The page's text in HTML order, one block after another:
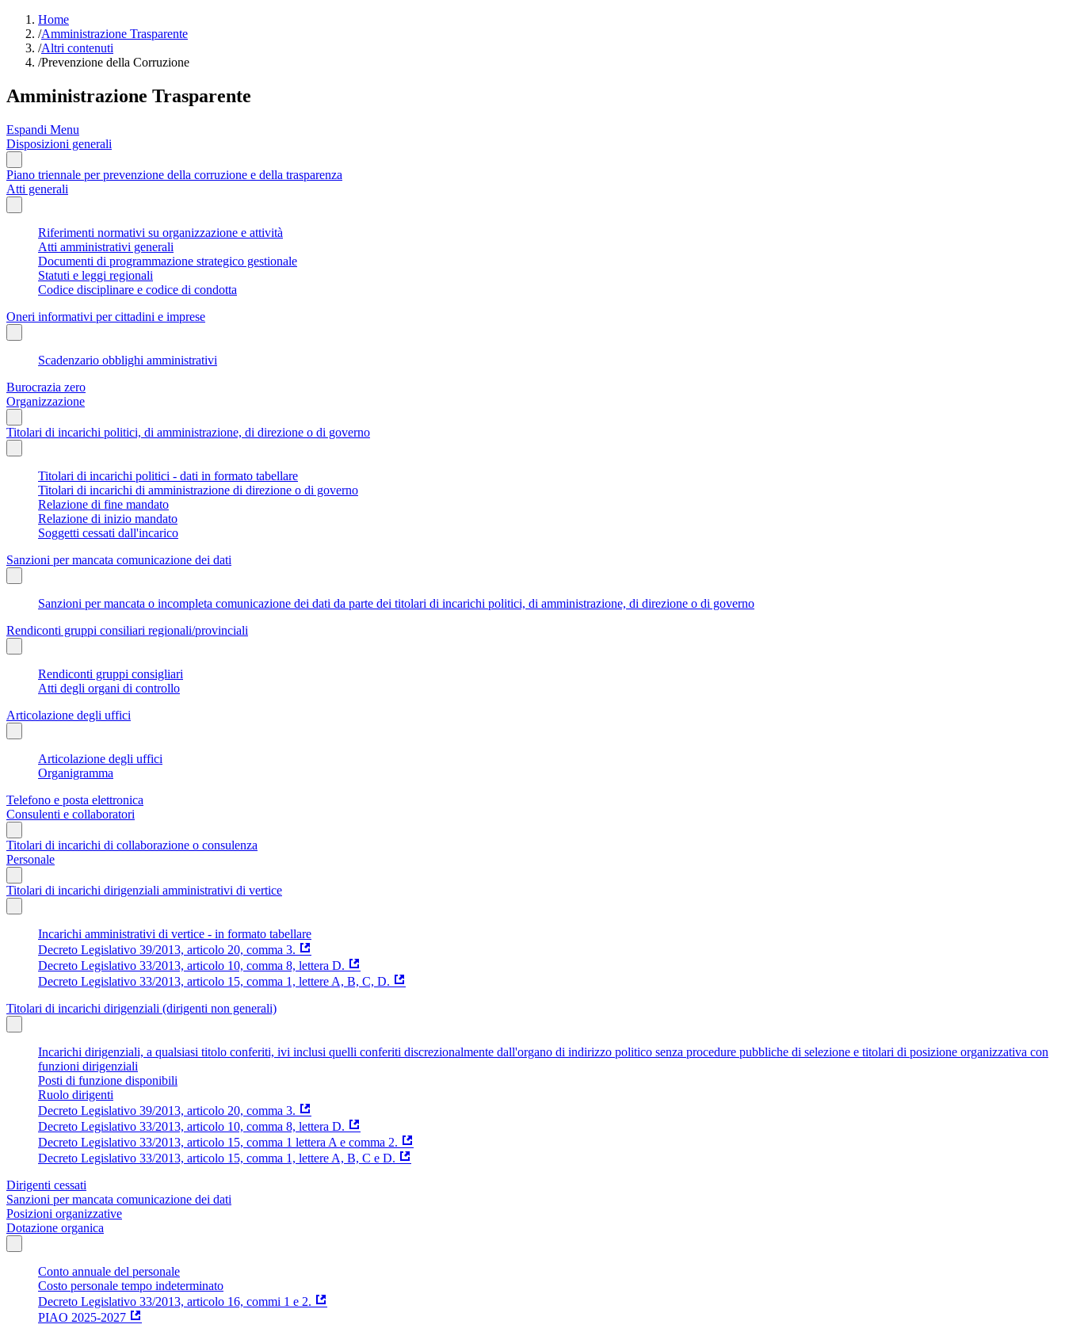
Home
/Amministrazione Trasparente
/Altri contenuti
/Prevenzione della Corruzione
Amministrazione Trasparente
Espandi Menu
Disposizioni generali
Piano triennale per prevenzione della corruzione e della trasparenza
Atti generali
Riferimenti normativi su organizzazione e attività
Atti amministrativi generali
Documenti di programmazione strategico gestionale
Statuti e leggi regionali
Codice disciplinare e codice di condotta
Oneri informativi per cittadini e imprese
Scadenzario obblighi amministrativi
Burocrazia zero
Organizzazione
Titolari di incarichi politici, di amministrazione, di direzione o di governo
Titolari di incarichi politici - dati in formato tabellare
Titolari di incarichi di amministrazione di direzione o di governo
Relazione di fine mandato
Relazione di inizio mandato
Soggetti cessati dall'incarico
Sanzioni per mancata comunicazione dei dati
Sanzioni per mancata o incompleta comunicazione dei dati da parte dei titolari di incarichi politici, di amministrazione, di direzione o di governo
Rendiconti gruppi consiliari regionali/provinciali
Rendiconti gruppi consigliari
Atti degli organi di controllo
Articolazione degli uffici
Articolazione degli uffici
Organigramma
Telefono e posta elettronica
Consulenti e collaboratori
Titolari di incarichi di collaborazione o consulenza
Personale
Titolari di incarichi dirigenziali amministrativi di vertice
Incarichi amministrativi di vertice - in formato tabellare
Decreto Legislativo 39/2013, articolo 20, comma 3.
Decreto Legislativo 33/2013, articolo 10, comma 8, lettera D.
Decreto Legislativo 33/2013, articolo 15, comma 1, lettere A, B, C, D.
Titolari di incarichi dirigenziali (dirigenti non generali)
Incarichi dirigenziali, a qualsiasi titolo conferiti, ivi inclusi quelli conferiti discrezionalmente dall'organo di indirizzo politico senza procedure pubbliche di selezione e titolari di posizione organizzativa con
funzioni dirigenziali
Posti di funzione disponibili
Ruolo dirigenti
Decreto Legislativo 39/2013, articolo 20, comma 3.
Decreto Legislativo 33/2013, articolo 10, comma 8, lettera D.
Decreto Legislativo 33/2013, articolo 15, comma 1 lettera A e comma 2.
Decreto Legislativo 33/2013, articolo 15, comma 1, lettere A, B, C e D.
Dirigenti cessati
Sanzioni per mancata comunicazione dei dati
Posizioni organizzative
Dotazione organica
Conto annuale del personale
Costo personale tempo indeterminato
Decreto Legislativo 33/2013, articolo 16, commi 1 e 2.
PIAO 2025-2027